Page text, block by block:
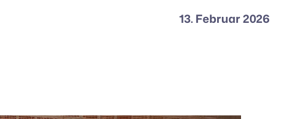
13. Februar 2026